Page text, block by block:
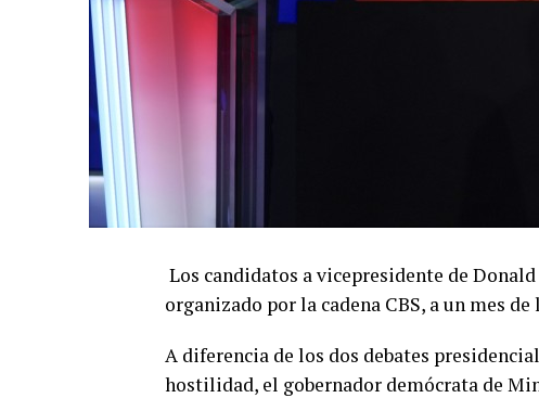
Los candidatos a vicepresidente de
organizado por la cadena CBS, a un mes
A diferencia de los dos debates
hostilidad, el gobernador demócrata de